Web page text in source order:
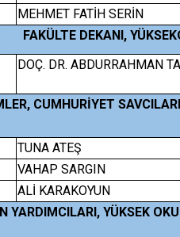
MEHMET FATİH SERİN
FAKÜLTE DEKANI,
DOÇ. DR. ABDURRAHMAN
CUMHURİYET
TUNA ATEŞ
VAHAP SARGIN
ALİ KARAKOYUN
YARDIMCILARI, YÜKSEK